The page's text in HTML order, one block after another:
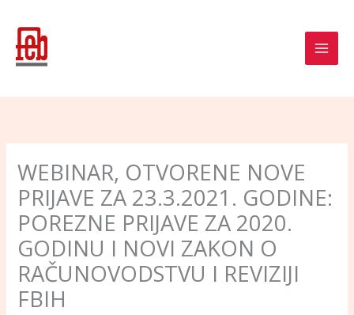
content
WEBINAR, OTVORENE NOVE
PRIJAVE ZA 23.3.2021. GODINE:
POREZNE PRIJAVE ZA 2020.
GODINU I NOVI ZAKON O
RAČUNOVODSTVU I REVIZIJI
FBIH